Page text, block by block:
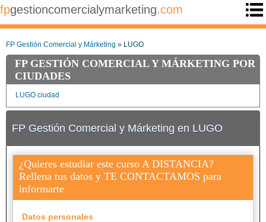
fpgestioncomercialymarketing.com
FP Gestión Comercial y Márketing » LUGO
FP GESTIÓN COMERCIAL Y MÁRKETING POR
CIUDADES
LUGO ciudad
FP Gestión Comercial y Márketing en LUGO
¿Quieres estudiar este curso A DISTANCIA?
Rellena tus datos y TE CONTACTAMOS para
informarte
Datos personales